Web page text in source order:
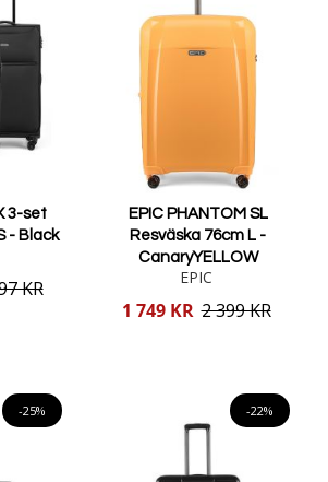
3-set
- Black
KR
EPIC PHANTOM SL
Resväska 76cm L -
CanaryYELLOW
EPIC
Reducerat
1 749 KR 2 399 KR
-25% -22%